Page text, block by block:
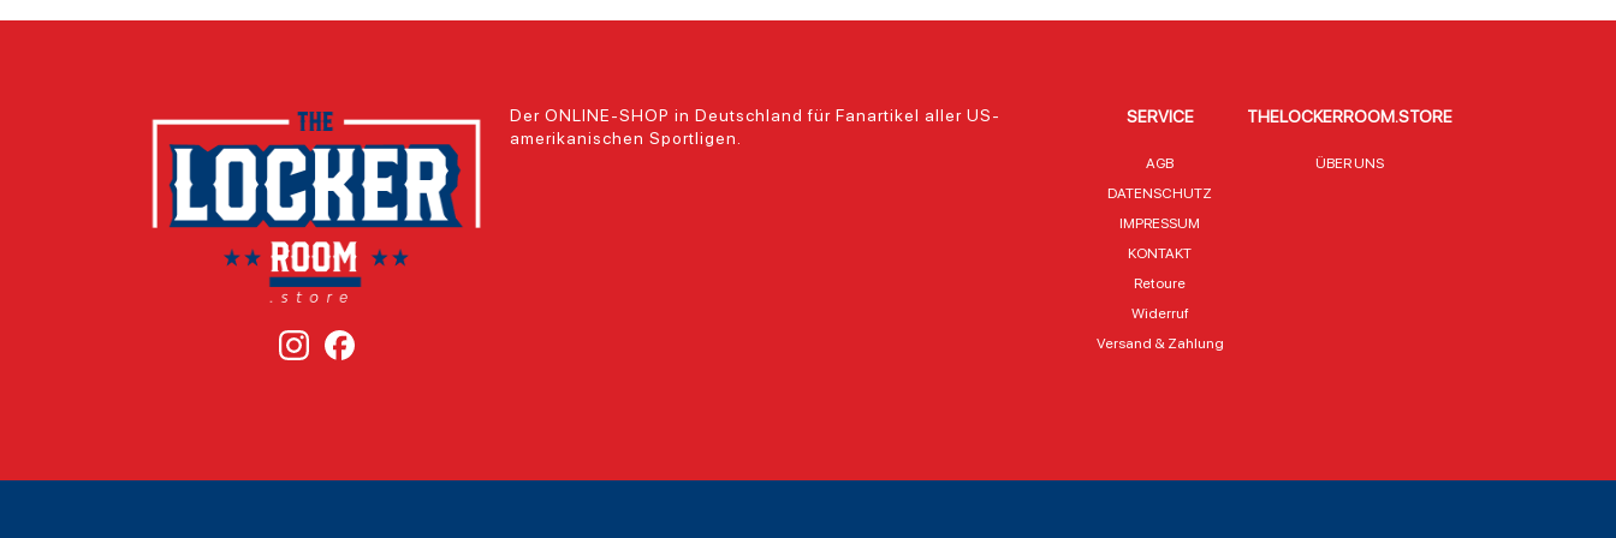
Der ONLINE-SHOP in Deutschland für Fanartikel aller US-
amerikanischen Sportligen.
SERVICE
AGB
DATENSCHUTZ
IMPRESSUM
KONTAKT
Retoure
Widerruf
Versand & Zahlung
THELOCKERROOM.STORE
ÜBER UNS